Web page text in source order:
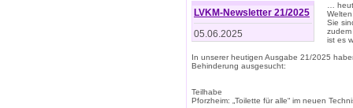
LVKM-Newsletter 21/2025
05.06.2025
…
Sie
ist es
In unserer heutigen Ausgabe 21/2025
Behinderung ausgesucht:
Teilhabe
Pforzheim: „Toilette für alle“ im neuen